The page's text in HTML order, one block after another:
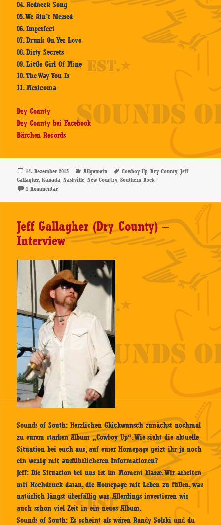
04. Redneck Song
05. We Ain’t Messed
06. Imperfect
07. Drunk On Yer Love
08. Dirty Secrets
09. Little Girl Of Mine
10. The Way You Is
11. Mexicoma
Dry County
Dry County bei Facebook
Bärchen Records
Veröffentlicht
am
14. Dezember 2015 Kategorien
Allgemein Schlagwörter
Cowboy Up,Dry County,Jeff
Gallagher,Kanada,Nashville,New Country,Southern Rock
1 Kommentarzu Dry County – Cowboy Up – CD-Review
Jeff Gallagher (Dry County) –
Interview
Sounds of South: Herzlichen Glückwunsch zunächst nochmal
zu eurem starken Album „Cowboy Up“. Wie sieht die aktuelle
Situation bei euch aus, auf eurer Homepage geizt ihr ja noch
ein wenig mit ausführlicheren Informationen?
Jeff: Die Situation bei uns ist im Moment klasse. Wir arbeiten
mit Hochdruck daran, die Homepage mit Leben zu füllen, was
natürlich längst überfällig war. Allerdings investieren wir
auch schon viel Zeit in ein neues Album.
Sounds of South: Es scheint als wären Randy Solski und du